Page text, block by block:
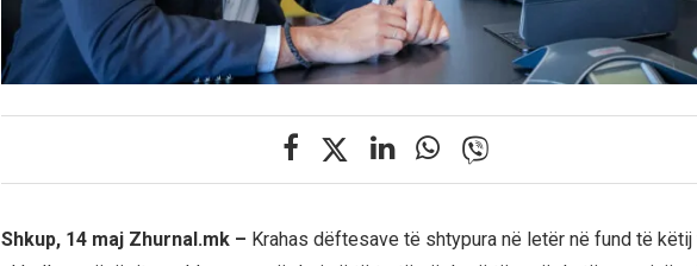
Shkup, 14 maj Zhurnal.mk – Krahas dëftesave të shtypura në letër në fund të